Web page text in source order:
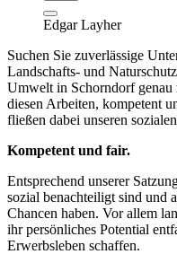
Edgar Layher
Suchen Sie zuverlässige
Landschafts- und
Umwelt in Schorndorf genau
diesen Arbeiten, kompetent
fließen dabei unseren
Kompetent und fair.
Entsprechend unserer
sozial benachteiligt sind und
Chancen haben. Vor allem
ihr persönliches Potential
Erwerbsleben schaffen.